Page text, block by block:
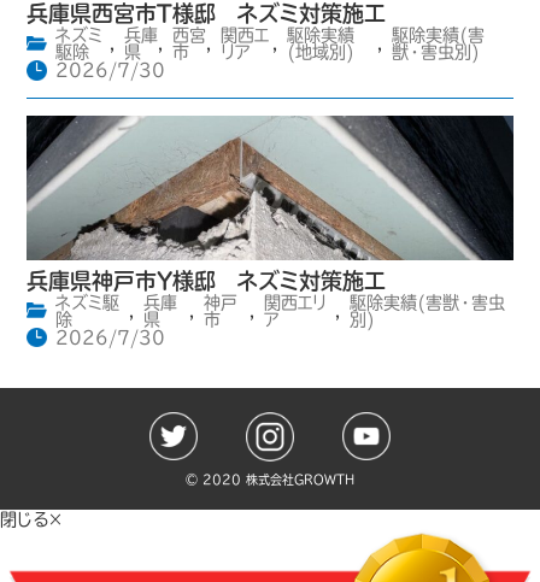
兵庫県西宮市T様邸 ネズミ対策施工
ネズミ
駆除
兵庫
県
,
西宮
市
関西エ
リア
駆除実績
(地域別)
駆除実績(害
獣・害虫別)
2026/7/30
兵庫県神戸市Y様邸 ネズミ対策施工
ネズミ駆
除
兵庫
県
神戸
市
関西エリ
ア
駆除実績(害獣・害虫
別)
2026/7/30
©️ 2020 株式会社GROWTH
閉じる×